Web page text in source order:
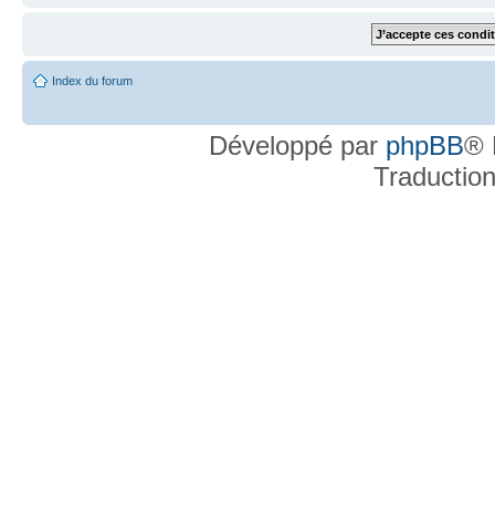
Index du forum
Développé par phpBB®